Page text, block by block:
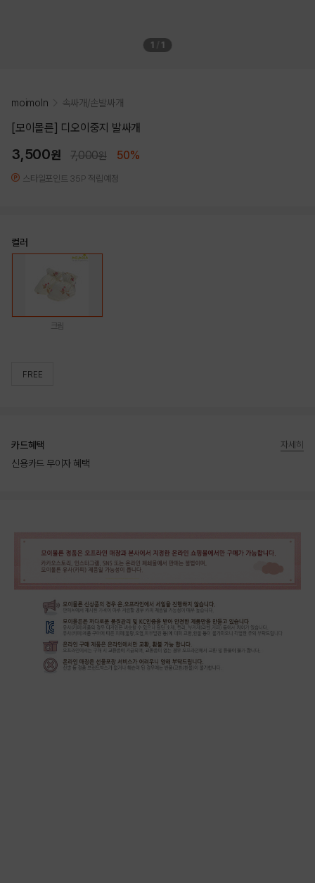
1 1
moimoln 속싸개/손발싸개
[모이몰른] 디오이중지 발싸개
3,500원 7,000원 50%
스타일포인트 35P 적립예정
컬러
크림
FREE
카드혜택
신용카드 무이자 혜택
자세히